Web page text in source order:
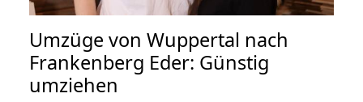
Umzüge von Wuppertal nach
Frankenberg Eder: Günstig
umziehen